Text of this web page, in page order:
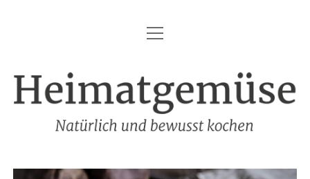
HEIMATGEMÜSE
DAS KOCHBUCH
FOODFOTOGRAFIE
Menü
öffnen
Heimatgemüse